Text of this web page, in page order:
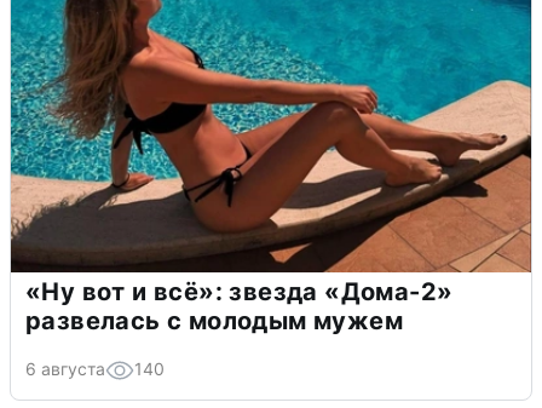
«Ну вот и всё»: звезда «Дома-2»
развелась с молодым мужем
6 августа 140